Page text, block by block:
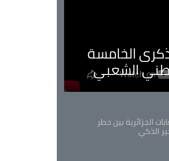
الخامسة
الشعبي
الجزائرية بين خطر
الذكي